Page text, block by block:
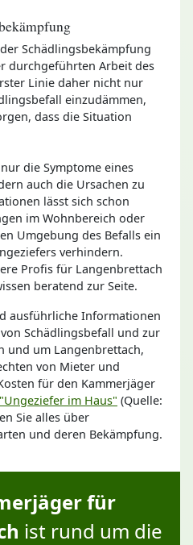
Schädlingsbekämpfung
durchgeführten Arbeit des
Linie daher nicht nur
einzudämmen,
dass die Situation
die Symptome eines
auch die Ursachen zu
lässt sich schon
im Wohnbereich oder
Umgebung des Befalls ein
verhindern.
Profis für Langenbrettach
beratend zur Seite.
ausführliche Informationen
Schädlingsbefall und zur
und um Langenbrettach,
von Mieter und
für den Kammerjäger
"Ungeziefer im Haus" (Quelle:
Sie alles über
und deren Bekämpfung.
für
ist rund um die